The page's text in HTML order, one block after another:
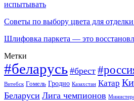
испытывать
Советы по выбору цвета для отделки
Шлифовка паркета — это
Метки
#беларусь #брест
Витебск Гомель Гродно Казахстан Катар
Беларуси Лига чемпионов